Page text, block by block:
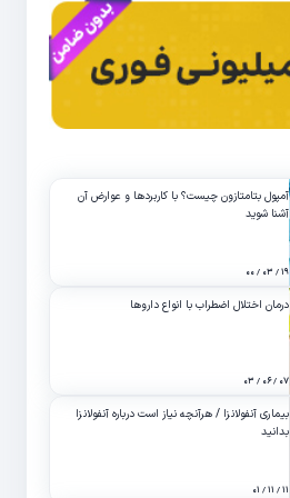
آمپول بتامتازون چیست؟ با کاربردها و عوارض آن
آشنا شوید
۱۹ / ۰۳ / ۰۰
درمان اختلال اضطراب با انواع داروها
۰۷ / ۰۶ / ۰۳
بیماری آنفولانزا / هرآنچه نیاز است درباره آنفولانزا
بدانید
۱۱ / ۱۱ / ۰۱